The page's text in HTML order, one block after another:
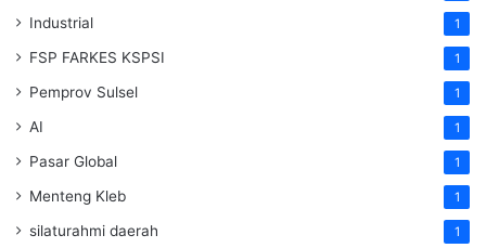
Industrial 1
FSP FARKES KSPSI 1
Pemprov Sulsel 1
AI 1
Pasar Global 1
Menteng Kleb 1
silaturahmi daerah 1